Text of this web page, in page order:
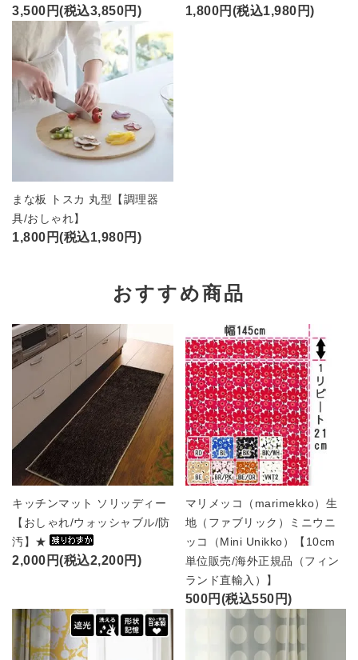
3,500円(税込3,850円) 1,800円(税込1,980円)
まな板 トスカ 丸型【調理器
具/おしゃれ】
1,800円(税込1,980円)
おすすめ商品
キッチンマット ソリッディー
【おしゃれ/ウォッシャブル/防
汚】★
2,000円(税込2,200円)
マリメッコ（marimekko）生
地（ファブリック）ミニウニ
ッコ（Mini Unikko）【10cm
単位販売/海外正規品（フィン
ランド直輸入）】
500円(税込550円)